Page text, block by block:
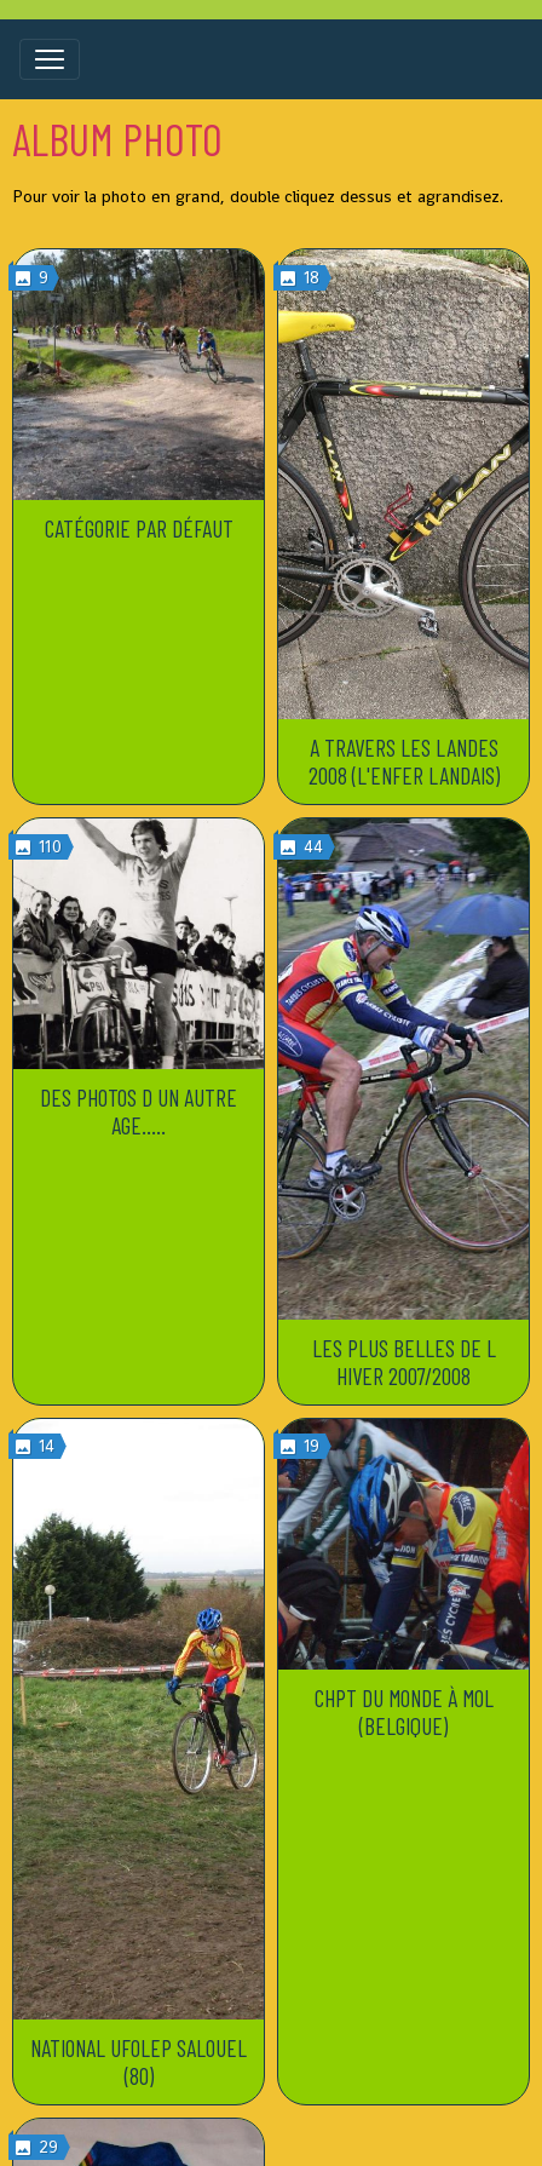
ALBUM PHOTO
Pour voir la photo en grand, double cliquez dessus et agrandisez.
9
CATÉGORIE PAR DÉFAUT
18
A TRAVERS LES LANDES
2008 (L'ENFER LANDAIS)
110
DES PHOTOS D UN AUTRE
AGE.....
44
LES PLUS BELLES DE L
HIVER 2007/2008
14
NATIONAL UFOLEP SALOUEL
(80)
19
CHPT DU MONDE À MOL
(BELGIQUE)
29